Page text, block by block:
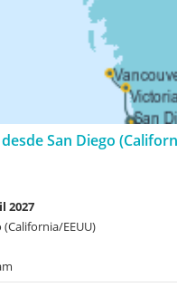
San Diego
2027
(California/EEUU)